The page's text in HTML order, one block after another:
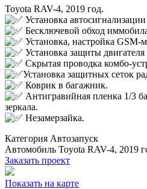
Toyota RAV-4, 2019 год.
Установка
Бесключевой обход
Установка, настройка GSM-
Установка защиты
Скрытая проводка комбо-
Установка защитных сеток
Коврик в багажник.
Антигравийная пленка 1/3
зеркала.
Незамерзайка.
Категория Автозапуск
Автомобиль Toyota RAV-4, 2019
Заказать проект
Показать на карте